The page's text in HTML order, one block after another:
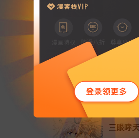
皇帝的
周点击：
三眼哮